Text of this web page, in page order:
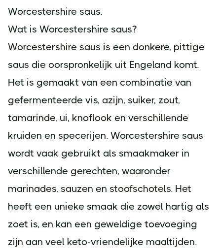
Worcestershire saus.
Wat is Worcestershire saus?
Worcestershire saus is een donkere, pittige
saus die oorspronkelijk uit Engeland komt.
Het is gemaakt van een combinatie van
gefermenteerde vis, azijn, suiker, zout,
tamarinde, ui, knoflook en verschillende
kruiden en specerijen. Worcestershire saus
wordt vaak gebruikt als smaakmaker in
verschillende gerechten, waaronder
marinades, sauzen en stoofschotels. Het
heeft een unieke smaak die zowel hartig als
zoet is, en kan een geweldige toevoeging
zijn aan veel keto-vriendelijke maaltijden.